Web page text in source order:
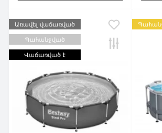
Առավել վաճառված
Պահանջված
Վաճառված է